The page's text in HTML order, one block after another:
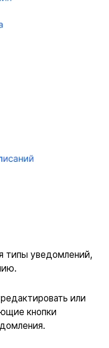
типы уведомлений,
или
кнопки